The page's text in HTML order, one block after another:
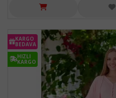
KARGO
BEDAVA
HIZLI
KARGO